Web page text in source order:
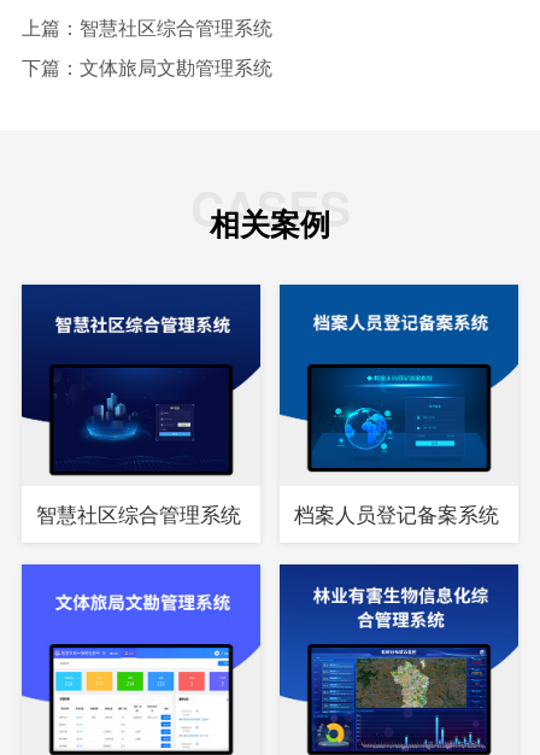
上篇： 智慧社区综合管理系统
下篇： 文体旅局文勘管理系统
CASES
相关案例
智慧社区综合管理系统 档案人员登记备案系统